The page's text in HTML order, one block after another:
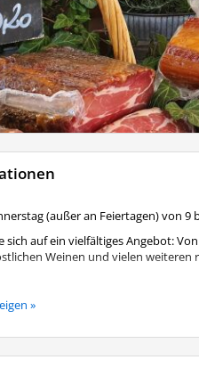
(außer an Feiertagen) von
sich auf ein vielfältiges Angebot:
Weinen und vielen weiteren
Herr Sascha Klein, Tel. 08051
»